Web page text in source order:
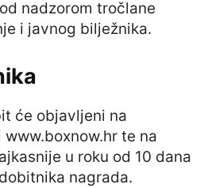
nadzorom tročlane
i javnog bilježnika.
će objavljeni na
te na
u roku od 10 dana
nagrada.